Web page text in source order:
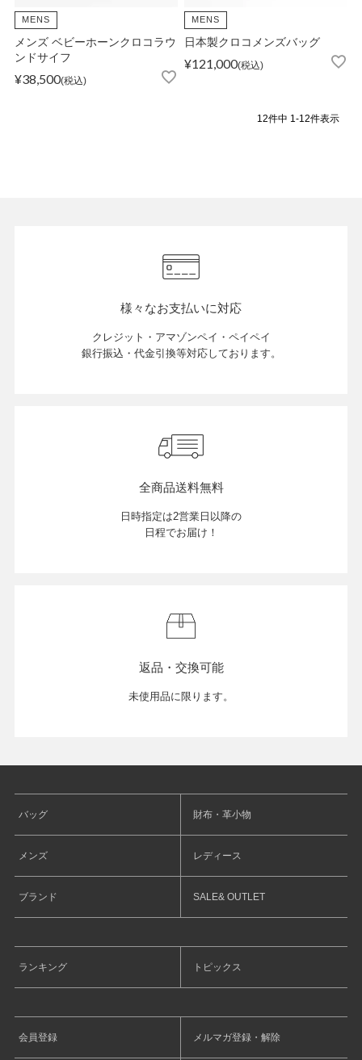
MENS
メンズ ベビーホーンクロコラウ
ンドサイフ
¥38,500 税込
MENS
日本製クロコメンズバッグ
¥121,000 税込
12件中 1-12件表示
様々なお支払いに対応
クレジット・アマゾンペイ・ペイペイ
銀行振込・代金引換等対応しております。
全商品送料無料
日時指定は2営業日以降の
日程でお届け！
返品・交換可能
未使用品に限ります。
バッグ 財布・革小物
メンズ レディース
ブランド SALE& OUTLET
ランキング トピックス
会員登録 メルマガ登録・解除